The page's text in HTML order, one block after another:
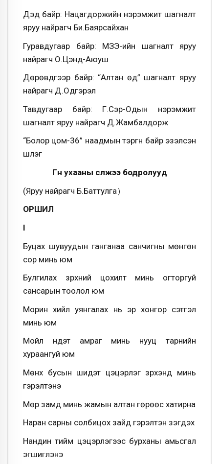
Дэд байр: Нацагдоржийн нэрэмжит шагналт
яруу найрагч Би.Баярсайхан
Гуравдугаар байр: МЗЭ-ийн шагналт яруу
найрагч О.Цэнд-Аюуш
Дөрөвдүгээр байр: “Алтан өд” шагналт яруу
найрагч Д.Одгэрэл
Тавдугаар байр: Г.Сэр-Одын нэрэмжит
шагналт яруу найрагч Д.Жамбалдорж
“Болор цом-36” наадмын тэргүүн байр эзэлсэн
шүлэг
Гүн ухааны сүлжээ бодролууд
(Яруу найрагч Б.Баттулга）
ОРШИЛ
I
Буцах шувуудын ганганаа санчигны мөнгөн
сор минь юм
Булгилах зүрхний цохилт минь огторгуй
сансарын тоолол юм
Морин хийл уянгалах нь эр хонгор сэтгэл
минь юм
Мойл нүдэт амраг минь нууц тарнийн
хураангуй юм
Мөнх бусын шидэт цэцэрлэг зүрхэнд минь
гэрэлтэнэ
Мөр замд минь жамын алтан гөрөөс хатирна
Наран сарны солбицох зайд гэрэлтэн үзэгдэх
Нандин тийм цэцэрлэгээс бурханы амьсгал
эгшиглэнэ